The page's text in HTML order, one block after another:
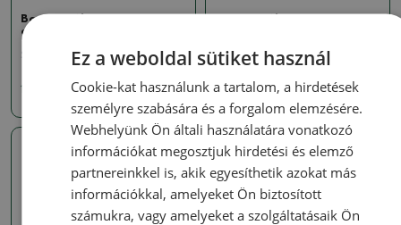
Bonsai tál 46,5 x 37,5 x 10
cm
1516-MZ26-111
14728 Ft
SKU:1510-MZ26-26
14728 Ft
Valódi fotó
Ez a weboldal sütiket használ
Cookie-kat használunk a tartalom, a hirdetések
személyre szabására és a forgalom elemzésére.
Webhelyünk Ön általi használatára vonatkozó
információkat megosztjuk hirdetési és elemző
partnereinkkel is, akik egyesíthetik azokat más
információkkal, amelyeket Ön biztosított
számukra, vagy amelyeket a szolgáltatásaik Ön